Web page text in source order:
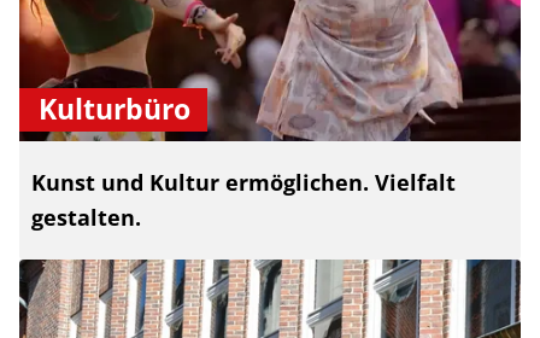
Kulturbüro
Kunst und Kultur ermöglichen. Vielfalt
gestalten.